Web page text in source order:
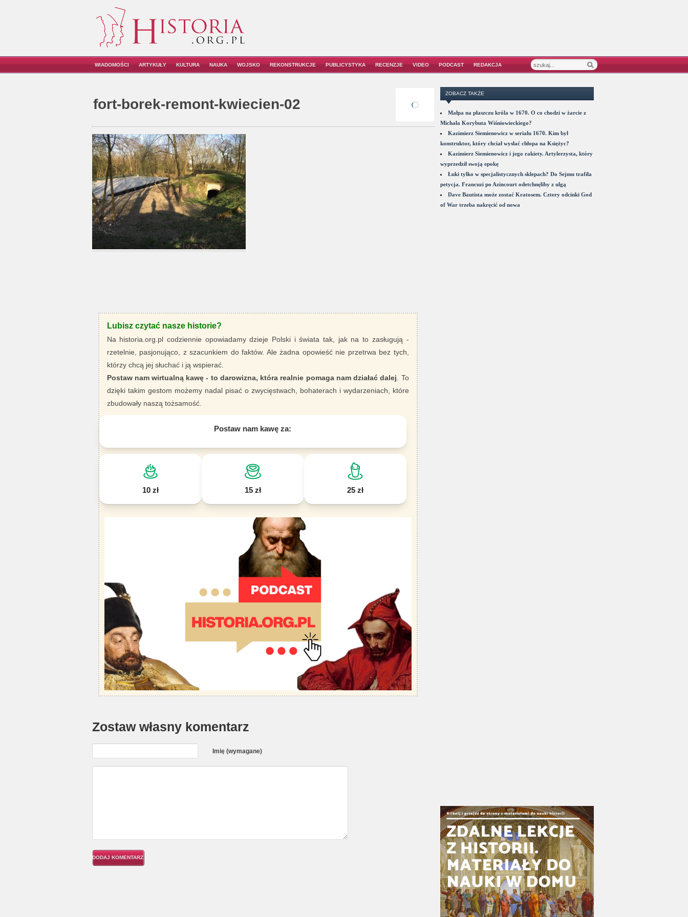
WIADOMOŚCI ARTYKUŁY KULTURA NAUKA WOJSKO REKONSTRUKCJE PUBLICYSTYKA RECENZJE VIDEO PODCAST REDAKCJA
fort-borek-remont-kwiecien-02
Lubisz czytać nasze historie?
Na historia.org.pl codziennie opowiadamy dzieje Polski i świata tak, jak na to zasługują -
rzetelnie, pasjonująco, z szacunkiem do faktów. Ale żadna opowieść nie przetrwa bez tych,
którzy chcą jej słuchać i ją wspierać.
Postaw nam wirtualną kawę - to darowizna, która realnie pomaga nam działać dalej . To
dzięki takim gestom możemy nadal pisać o zwycięstwach, bohaterach i wydarzeniach, które
zbudowały naszą tożsamość.
Postaw nam kawę za:
10 zł 15 zł 25 zł
Zostaw własny komentarz
Imię (wymagane)
ZOBACZ TAKŻE
Małpa na płaszczu króla w 1670. O co chodzi w żarcie z
Michała Korybuta Wiśniowieckiego?
Kazimierz Siemienowicz w serialu 1670. Kim był
konstruktor, który chciał wysłać chłopa na Księżyc?
Kazimierz Siemienowicz i jego rakiety. Artylerzysta, który
wyprzedził swoją epokę
Łuki tylko w specjalistycznych sklepach? Do Sejmu trafiła
petycja. Francuzi po Azincourt odetchnęliby z ulgą
Dave Bautista może zostać Kratosem. Cztery odcinki God
of War trzeba nakręcić od nowa